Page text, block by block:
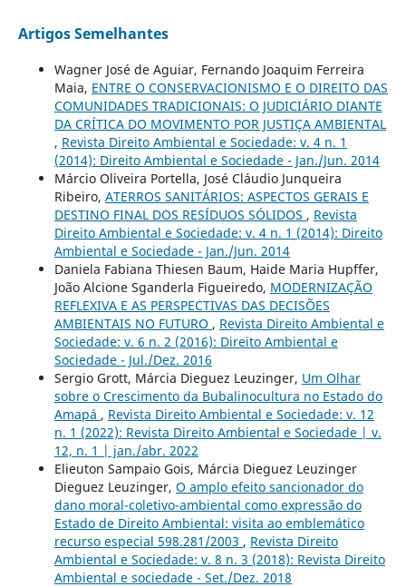
Artigos Semelhantes
Wagner José de Aguiar, Fernando Joaquim Ferreira
Maia, ENTRE O CONSERVACIONISMO E O DIREITO DAS
COMUNIDADES TRADICIONAIS: O JUDICIÁRIO DIANTE
DA CRÍTICA DO MOVIMENTO POR JUSTIÇA AMBIENTAL
, Revista Direito Ambiental e Sociedade: v. 4 n. 1
(2014): Direito Ambiental e Sociedade - Jan./Jun. 2014
Márcio Oliveira Portella, José Cláudio Junqueira
Ribeiro, ATERROS SANITÁRIOS: ASPECTOS GERAIS E
DESTINO FINAL DOS RESÍDUOS SÓLIDOS , Revista
Direito Ambiental e Sociedade: v. 4 n. 1 (2014): Direito
Ambiental e Sociedade - Jan./Jun. 2014
Daniela Fabiana Thiesen Baum, Haide Maria Hupffer,
João Alcione Sganderla Figueiredo, MODERNIZAÇÃO
REFLEXIVA E AS PERSPECTIVAS DAS DECISÕES
AMBIENTAIS NO FUTURO , Revista Direito Ambiental e
Sociedade: v. 6 n. 2 (2016): Direito Ambiental e
Sociedade - Jul./Dez. 2016
Sergio Grott, Márcia Dieguez Leuzinger, Um Olhar
sobre o Crescimento da Bubalinocultura no Estado do
Amapá , Revista Direito Ambiental e Sociedade: v. 12
n. 1 (2022): Revista Direito Ambiental e Sociedade | v.
12, n. 1 | jan./abr. 2022
Elieuton Sampaio Gois, Márcia Dieguez Leuzinger
Dieguez Leuzinger, O amplo efeito sancionador do
dano moral-coletivo-ambiental como expressão do
Estado de Direito Ambiental: visita ao emblemático
recurso especial 598.281/2003 , Revista Direito
Ambiental e Sociedade: v. 8 n. 3 (2018): Revista Direito
Ambiental e sociedade - Set./Dez. 2018